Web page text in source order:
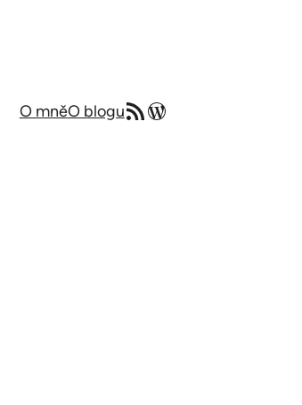
O mněO bloguRSS zdrojMůj blog v angličtině